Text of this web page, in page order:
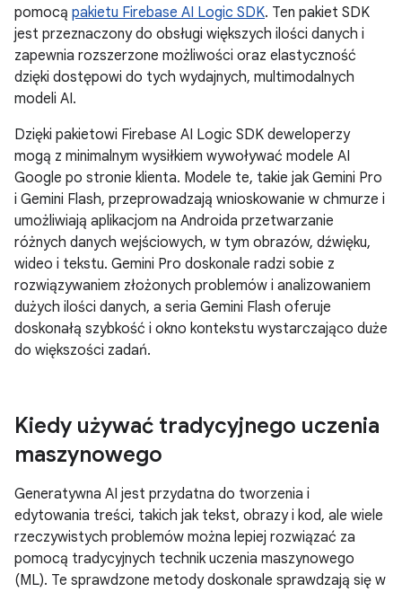
pomocą pakietu Firebase AI Logic SDK. Ten pakiet SDK
jest przeznaczony do obsługi większych ilości danych i
zapewnia rozszerzone możliwości oraz elastyczność
dzięki dostępowi do tych wydajnych, multimodalnych
modeli AI.
Dzięki pakietowi Firebase AI Logic SDK deweloperzy
mogą z minimalnym wysiłkiem wywoływać modele AI
Google po stronie klienta. Modele te, takie jak Gemini Pro
i Gemini Flash, przeprowadzają wnioskowanie w chmurze i
umożliwiają aplikacjom na Androida przetwarzanie
różnych danych wejściowych, w tym obrazów, dźwięku,
wideo i tekstu. Gemini Pro doskonale radzi sobie z
rozwiązywaniem złożonych problemów i analizowaniem
dużych ilości danych, a seria Gemini Flash oferuje
doskonałą szybkość i okno kontekstu wystarczająco duże
do większości zadań.
Kiedy używać tradycyjnego uczenia
maszynowego
Generatywna AI jest przydatna do tworzenia i
edytowania treści, takich jak tekst, obrazy i kod, ale wiele
rzeczywistych problemów można lepiej rozwiązać za
pomocą tradycyjnych technik uczenia maszynowego
(ML). Te sprawdzone metody doskonale sprawdzają się w